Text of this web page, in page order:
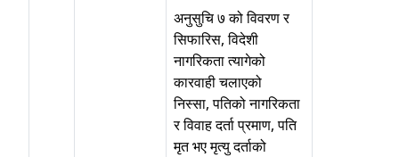
अनुसुचि ७ को विवरण र
सिफारिस, विदेशी
नागरिकता त्यागेको
कारवाही चलाएको
निस्सा, पतिको नागरिकता
र विवाह दर्ता प्रमाण, पति
मृत भए मृत्यु दर्ताको